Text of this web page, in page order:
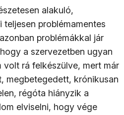
alakuló,
teljesen problémamentes
problémákkal jár
a szervezetben ugyan
volt rá felkészülve, mert már
megbetegedett, krónikusan
régóta hiányzik a
elviselni, hogy vége